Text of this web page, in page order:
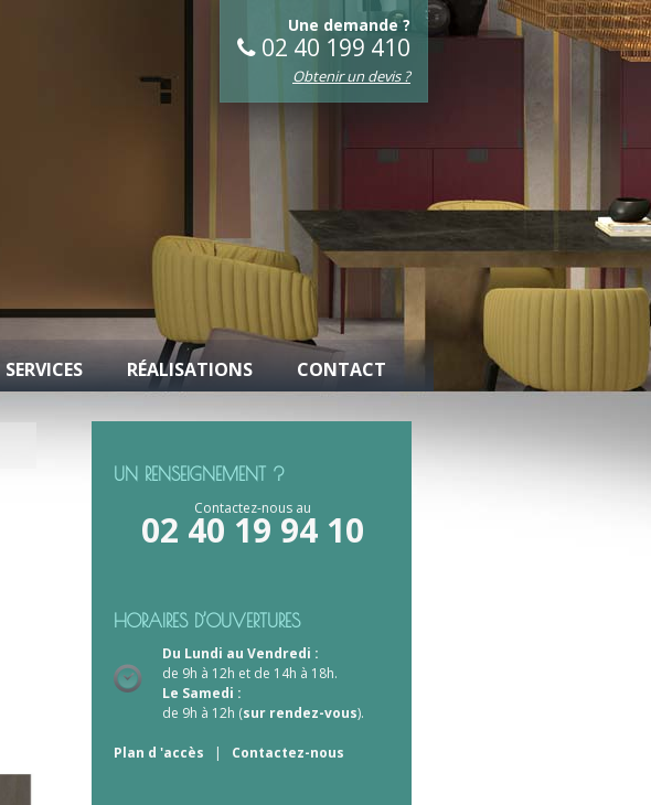
Une demande ?
02 40 199 410
Obtenir un devis ?
SERVICES RÉALISATIONS CONTACT
UN RENSEIGNEMENT ?
Contactez-nous au
02 40 19 94 10
HORAIRES D’OUVERTURES
Du Lundi au Vendredi :
de 9h à 12h et de 14h à 18h.
Le Samedi :
de 9h à 12h (sur rendez-vous).
Plan d 'accès | Contactez-nous